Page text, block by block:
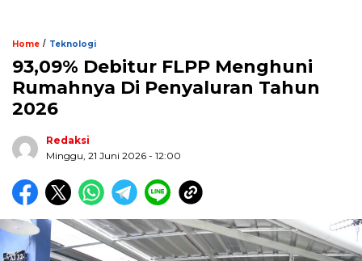
Home / Teknologi
93,09% Debitur FLPP Menghuni
Rumahnya Di Penyaluran Tahun
2026
Redaksi
Minggu, 21 Juni 2026 - 12:00